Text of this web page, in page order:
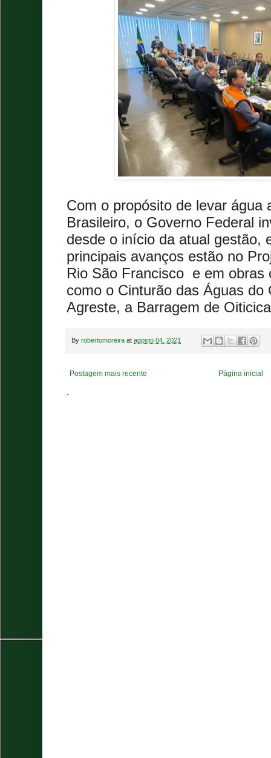
Com o propósito de levar água
Brasileiro, o Governo Federal
desde o início da atual gestão,
principais avanços estão no
Rio São Francisco e em obras
como o Cinturão das Águas do
Agreste, a Barragem de
By robertomoreira at agosto 04, 2021
Postagem mais recente Página inicial
.